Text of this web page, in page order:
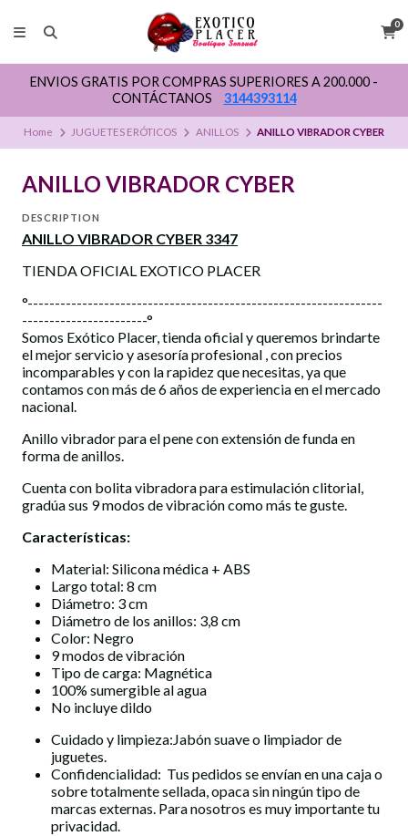
0
ENVIOS GRATIS POR COMPRAS SUPERIORES A 200.000 -
CONTÁCTANOS
3144393114
Home JUGUETES ERÓTICOS ANILLOS ANILLO VIBRADOR CYBER
ANILLO VIBRADOR CYBER
DESCRIPTION
ANILLO VIBRADOR CYBER 3347
TIENDA OFICIAL EXOTICO PLACER
°-----------------------------------------------------------------
-----------------------°
Somos Exótico Placer, tienda oficial y queremos brindarte
el mejor servicio y asesoría profesional , con precios
incomparables y con la rapidez que necesitas, ya que
contamos con más de 6 años de experiencia en el mercado
nacional.
Anillo vibrador para el pene con extensión de funda en
forma de anillos.
Cuenta con bolita vibradora para estimulación clitorial,
gradúa sus 9 modos de vibración como más te guste.
Características:
Material: Silicona médica + ABS
Largo total: 8 cm
Diámetro: 3 cm
Diámetro de los anillos: 3,8 cm
Color: Negro
9 modos de vibración
Tipo de carga: Magnética
100% sumergible al agua
No incluye dildo
Cuidado y limpieza:Jabón suave o limpiador de
juguetes.
Confidencialidad: Tus pedidos se envían en una caja o
sobre totalmente sellada, opaca sin ningún tipo de
marcas externas. Para nosotros es muy importante tu
privacidad.